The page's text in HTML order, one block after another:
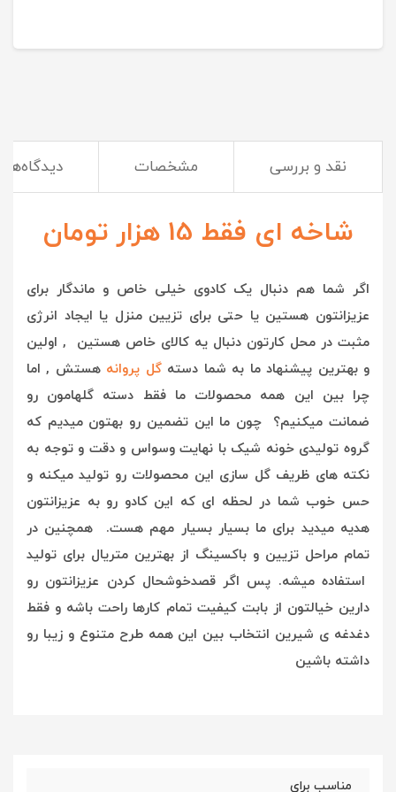
نقد و بررسی مشخصات دیدگاه‌ها
شاخه ای فقط 15 هزار تومان
اگر شما هم دنبال یک کادوی خیلی خاص و ماندگار برای
عزیزانتون هستین یا حتی برای تزیین منزل یا ایجاد انرژی
مثبت در محل کارتون دنبال یه کالای خاص هستین , اولین
و بهترین پیشنهاد ما به شما دسته گل پروانههستش , اما
چرا بین این همه محصولات ما فقط دسته گلهامون رو
ضمانت میکنیم؟ چون ما این تضمین رو بهتون میدیم که
گروه تولیدی خونه شیک با نهایت وسواس و دقت و توجه به
نکته های ظریف گل سازی این محصولات رو تولید میکنه و
حس خوب شما در لحظه ای که این کادو رو به عزیزانتون
هدیه میدید برای ما بسیار بسیار مهم هست. همچنین در
تمام مراحل تزیین و باکسینگ از بهترین متریال برای تولید
استفاده میشه. پس اگر قصدخوشحال کردن عزیزانتون رو
دارین خیالتون از بابت کیفیت تمام کارها راحت باشه و فقط
دغدغه ی شیرین انتخاب بین این همه طرح متنوع و زیبا رو
داشته باشین
مناسب برای